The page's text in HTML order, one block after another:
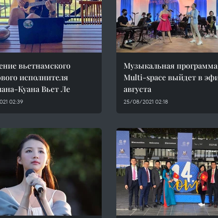
вьетнамского
исполнителя
Куана Вьет Ле
02:39
Музыкальная программа
Multi-space выйдет в
августа
25/08/2021 02:18